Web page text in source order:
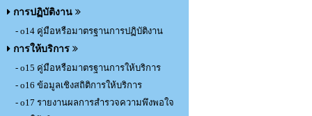
การปฏิบัติงาน
- o14 คู่มือหรือมาตรฐานการปฏิบัติงาน
การให้บริการ
- o15 คู่มือหรือมาตรฐานการให้บริการ
- o16 ข้อมูลเชิงสถิติการให้บริการ
- o17 รายงานผลการสำรวจความพึงพอใจ